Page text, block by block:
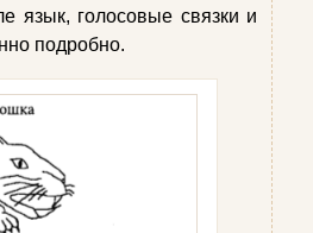
язык, голосовые связки и
подробно.